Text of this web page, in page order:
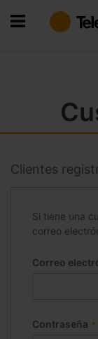
al
Clientes
Si tiene una
correo
Correo
Contraseña